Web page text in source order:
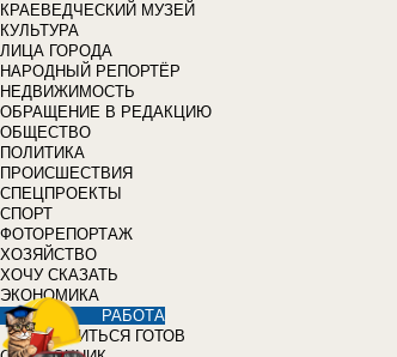
КРАЕВЕДЧЕСКИЙ МУЗЕЙ
КУЛЬТУРА
ЛИЦА ГОРОДА
НАРОДНЫЙ РЕПОРТЁР
НЕДВИЖИМОСТЬ
ОБРАЩЕНИЕ В РЕДАКЦИЮ
ОБЩЕСТВО
ПОЛИТИКА
ПРОИСШЕСТВИЯ
СПЕЦПРОЕКТЫ
СПОРТ
ФОТОРЕПОРТАЖ
ХОЗЯЙСТВО
ХОЧУ СКАЗАТЬ
ЭКОНОМИКА
РАБОТА
УЧИТЬСЯ ГОТОВ